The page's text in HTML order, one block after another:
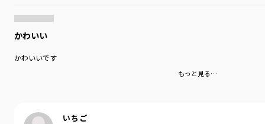
かわいい
かわいいです
もっと見る…
いちご
品番11-4505-004【Pokemon/ポケットモンスター（ポケモン）】
ロンT 長袖Tシャツもおすすめです！
伸縮性：あり
サイズ：サイズ110